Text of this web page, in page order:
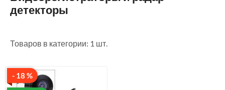
детекторы
Товаров в категории: 1 шт.
- 18 %